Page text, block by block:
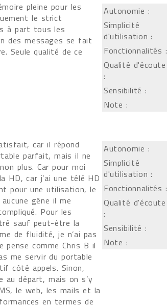
pleine pour les
le strict
à part tous les
des messages se fait
Seule qualité de ce
Autonomie :
Simplicité
d'utilisation :
Fonctionnalités :
Qualité d'écoute
:
Sensibilité :
Note :
car il répond
parfait, mais il ne
plus. Car pour moi
HD, car j’ai une télé HD
pour une utilisation, le
gêne il me
Pour les
sauf peut-être la
de fluidité, je n’ai pas
pense comme Chris B il
me servir du portable
côté appels. Sinon,
au départ, mais on s’y
le web, les mails et la
en termes de
Autonomie :
Simplicité
d'utilisation :
Fonctionnalités :
Qualité d'écoute
:
Sensibilité :
Note :